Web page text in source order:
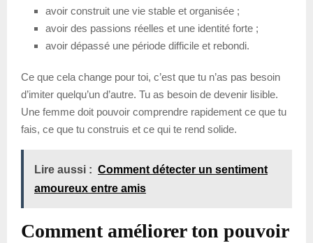
avoir construit une vie stable et organisée ;
avoir des passions réelles et une identité forte ;
avoir dépassé une période difficile et rebondi.
Ce que cela change pour toi, c’est que tu n’as pas besoin
d’imiter quelqu’un d’autre. Tu as besoin de devenir lisible.
Une femme doit pouvoir comprendre rapidement ce que tu
fais, ce que tu construis et ce qui te rend solide.
Lire aussi : Comment détecter un sentiment
amoureux entre amis
Comment améliorer ton pouvoir